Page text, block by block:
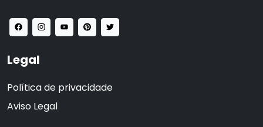
Legal
Política de privacidade
Aviso Legal